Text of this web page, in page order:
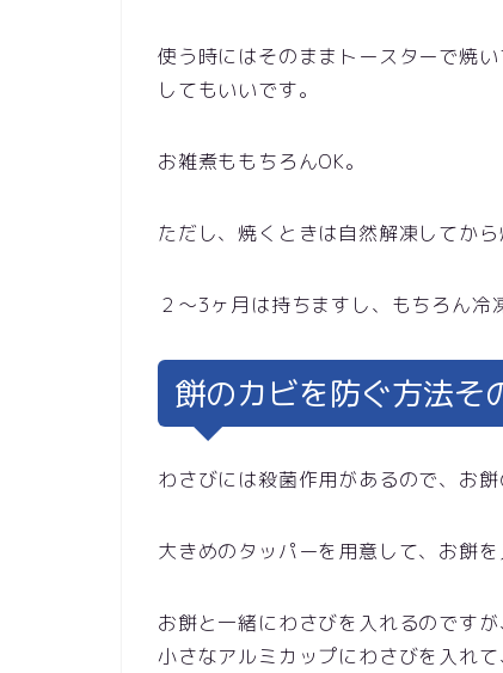
使う時にはそのままトースターで焼
してもいいです。
お雑煮ももちろんOK。
ただし、焼くときは自然解凍してか
２〜3ヶ月は持ちますし、もちろん冷
餅のカビを防ぐ方法そ
わさびには殺菌作用があるので、お
大きめのタッパーを用意して、お餅を
お餅と一緒にわさびを入れるのです
小さなアルミカップにわさびを入れて